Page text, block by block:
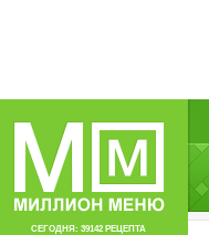
СЕГОДНЯ: 39142 РЕЦЕПТА